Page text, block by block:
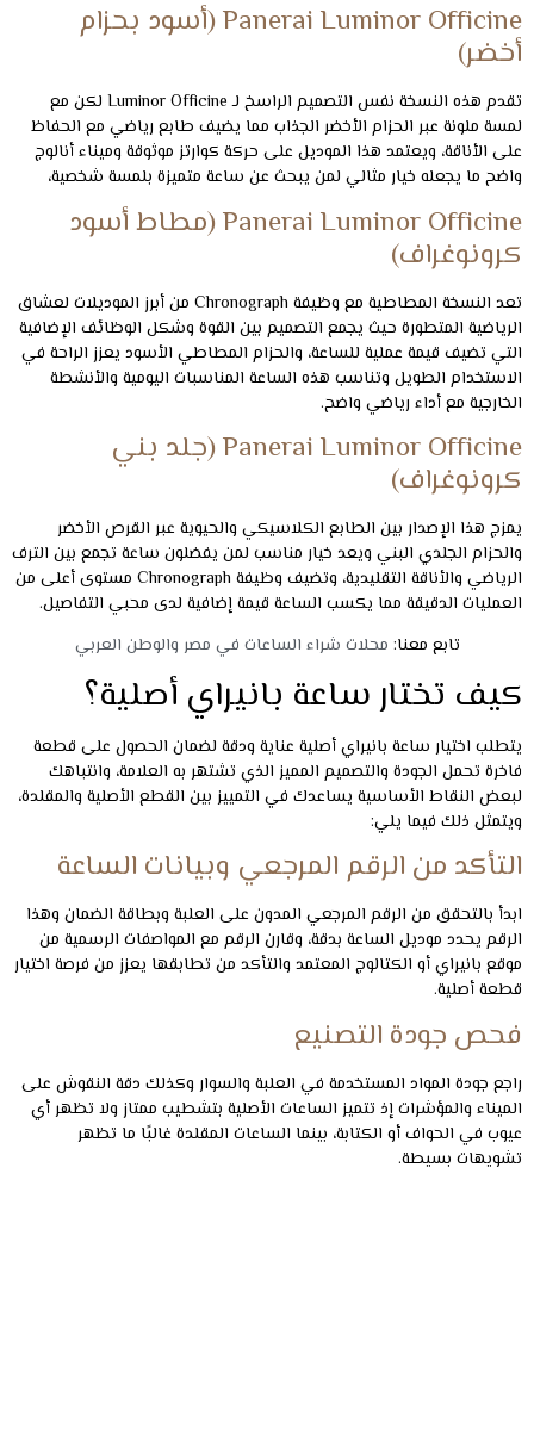
Panerai Luminor Officine (أسود بحزام
أخضر)
تقدم هذه النسخة نفس التصميم الراسخ لـ Luminor Officine لكن مع
لمسة ملونة عبر الحزام الأخضر الجذاب مما يضيف طابع رياضي مع الحفاظ
على الأناقة، ويعتمد هذا الموديل على حركة كوارتز موثوقة وميناء أنالوج
واضح ما يجعله خيار مثالي لمن يبحث عن ساعة متميزة بلمسة شخصية،
Panerai Luminor Officine (مطاط أسود
كرونوغراف)
تعد النسخة المطاطية مع وظيفة Chronograph من أبرز الموديلات لعشاق
الرياضية المتطورة حيث يجمع التصميم بين القوة وشكل الوظائف الإضافية
التي تضيف قيمة عملية للساعة، والحزام المطاطي الأسود يعزز الراحة في
الاستخدام الطويل وتناسب هذه الساعة المناسبات اليومية والأنشطة
الخارجية مع أداء رياضي واضح.
Panerai Luminor Officine (جلد بني
كرونوغراف)
يمزج هذا الإصدار بين الطابع الكلاسيكي والحيوية عبر القرص الأخضر
والحزام الجلدي البني ويعد خيار مناسب لمن يفضلون ساعة تجمع بين الترف
الرياضي والأناقة التقليدية، وتضيف وظيفة Chronograph مستوى أعلى من
العمليات الدقيقة مما يكسب الساعة قيمة إضافية لدى محبي التفاصيل.
تابع معنا: محلات شراء الساعات في مصر والوطن العربي
كيف تختار ساعة بانيراي أصلية؟
يتطلب اختيار ساعة بانيراي أصلية عناية ودقة لضمان الحصول على قطعة
فاخرة تحمل الجودة والتصميم المميز الذي تشتهر به العلامة، وانتباهك
لبعض النقاط الأساسية يساعدك في التمييز بين القطع الأصلية والمقلدة،
ويتمثل ذلك فيما يلي:
التأكد من الرقم المرجعي وبيانات الساعة
ابدأ بالتحقق من الرقم المرجعي المدون على العلبة وبطاقة الضمان وهذا
الرقم يحدد موديل الساعة بدقة، وقارن الرقم مع المواصفات الرسمية من
موقع بانيراي أو الكتالوج المعتمد والتأكد من تطابقها يعزز من فرصة اختيار
قطعة أصلية.
فحص جودة التصنيع
راجع جودة المواد المستخدمة في العلبة والسوار وكذلك دقة النقوش على
الميناء والمؤشرات إذ تتميز الساعات الأصلية بتشطيب ممتاز ولا تظهر أي
عيوب في الحواف أو الكتابة، بينما الساعات المقلدة غالبًا ما تظهر
تشويهات بسيطة.